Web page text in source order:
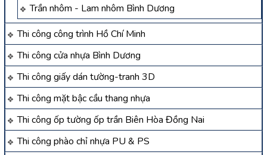
Trần nhôm - Lam nhôm Bình Dương
Thi công công trình Hồ Chí Minh
Thi công cửa nhựa Bình Dương
Thi công giấy dán tường-tranh 3D
Thi công mặt bậc cầu thang nhựa
Thi công ốp tường ốp trần Biên Hòa Đồng Nai
Thi công phào chỉ nhựa PU & PS